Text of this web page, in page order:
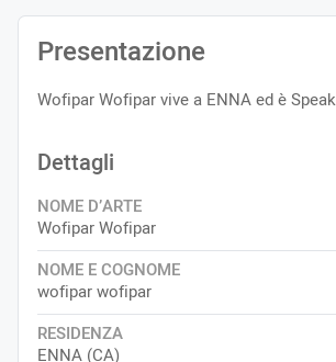
Presentazione
Wofipar Wofipar vive a ENNA ed è
Dettagli
NOME D’ARTE
Wofipar Wofipar
NOME E COGNOME
wofipar wofipar
RESIDENZA
ENNA (CA)